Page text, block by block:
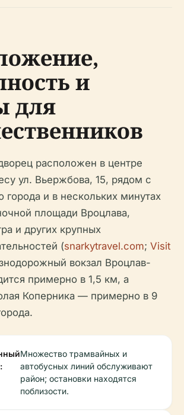
и
для
расположен в центре
ул. Вьержбова, 15, рядом с
города и в нескольких минутах
площади Вроцлава,
и других крупных
(snarkytravel.com; Visit
вокзал Вроцлав-
примерно в 1,5 км, а
Коперника — примерно в 9
Множество трамвайных и
автобусных линий обслуживают
район; остановки находятся
поблизости.